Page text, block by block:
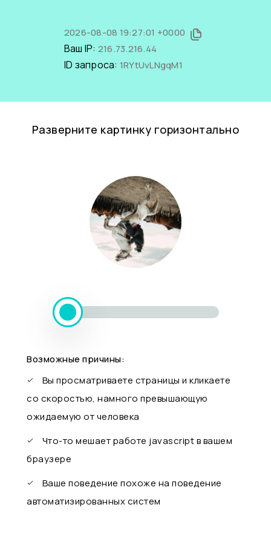
2026-08-08 19:27:01 +0000
Ваш IP: 216.73.216.44
ID запроса: 1RYtUvLNgqM1
Разверните картинку горизонтально
Возможные причины:
Вы просматриваете страницы и кликаете
со скоростью, намного превышающую
ожидаемую от человека
Что-то мешает работе javascript в вашем
браузере
Ваше поведение похоже на поведение
автоматизированных систем